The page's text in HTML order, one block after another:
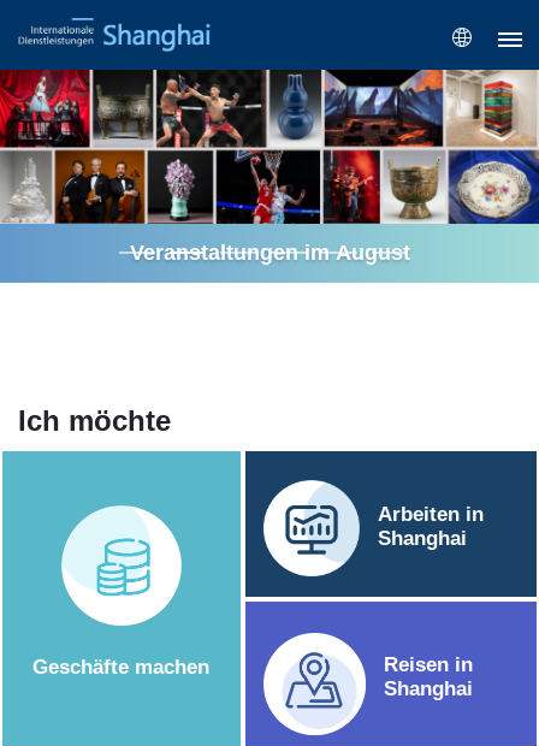
Veranstaltungen im August
Ich möchte
Geschäfte machen
Arbeiten in
Shanghai
Reisen in
Shanghai